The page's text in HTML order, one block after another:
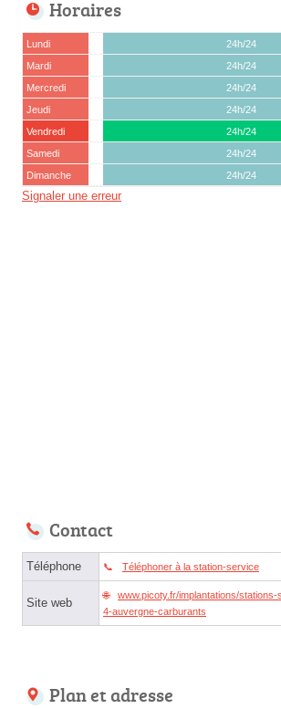
Horaires
Lundi
24h/24
Mardi
24h/24
Mercredi
24h/24
Jeudi
24h/24
Vendredi
24h/24
Samedi
24h/24
Dimanche
24h/24
Signaler une erreur
Contact
Téléphone Téléphoner à la station-service
Site web
www.picoty.fr/implantations/
4-auvergne-carburants
Plan et adresse